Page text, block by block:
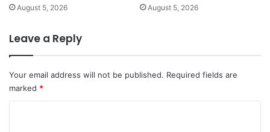
August 5, 2026 August 5, 2026
Leave a Reply
Your email address will not be published. Required fields are
marked *